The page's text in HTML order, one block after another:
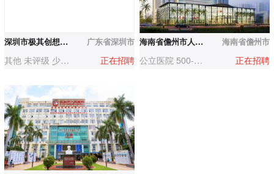
深圳市极其创想科技有限公司 广东省深圳市
其他 未评级 少于50人 正在招聘
海南省儋州市人民医院 海南省儋州市
公立医院 500-1000人 正在招聘